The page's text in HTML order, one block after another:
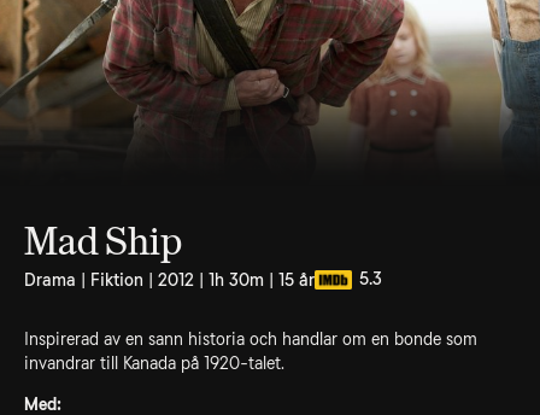
Mad Ship
Drama | Fiktion | 2012 | 1h 30m | 15 år 5.3
Inspirerad av en sann historia och handlar om en bonde som
invandrar till Kanada på 1920-talet.
Med: